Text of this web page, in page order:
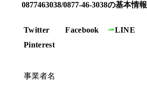
0877463038/0877-46-3038の基本情報
Twitter Facebook LINE
Pinterest
事業者名